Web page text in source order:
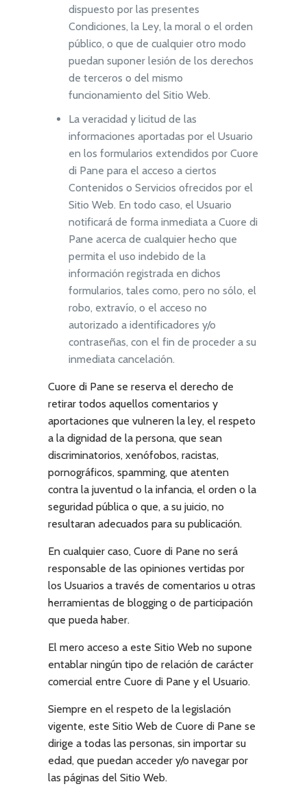
dispuesto por las presentes
Condiciones, la Ley, la moral o el orden
público, o que de cualquier otro modo
puedan suponer lesión de los derechos
de terceros o del mismo
funcionamiento del Sitio Web.
La veracidad y licitud de las
informaciones aportadas por el Usuario
en los formularios extendidos por Cuore
di Pane para el acceso a ciertos
Contenidos o Servicios ofrecidos por el
Sitio Web. En todo caso, el Usuario
notificará de forma inmediata a Cuore di
Pane acerca de cualquier hecho que
permita el uso indebido de la
información registrada en dichos
formularios, tales como, pero no sólo, el
robo, extravío, o el acceso no
autorizado a identificadores y/o
contraseñas, con el fin de proceder a su
inmediata cancelación.
Cuore di Pane se reserva el derecho de
retirar todos aquellos comentarios y
aportaciones que vulneren la ley, el respeto
a la dignidad de la persona, que sean
discriminatorios, xenófobos, racistas,
pornográficos, spamming, que atenten
contra la juventud o la infancia, el orden o la
seguridad pública o que, a su juicio, no
resultaran adecuados para su publicación.
En cualquier caso, Cuore di Pane no será
responsable de las opiniones vertidas por
los Usuarios a través de comentarios u otras
herramientas de blogging o de participación
que pueda haber.
El mero acceso a este Sitio Web no supone
entablar ningún tipo de relación de carácter
comercial entre Cuore di Pane y el Usuario.
Siempre en el respeto de la legislación
vigente, este Sitio Web de Cuore di Pane se
dirige a todas las personas, sin importar su
edad, que puedan acceder y/o navegar por
las páginas del Sitio Web.